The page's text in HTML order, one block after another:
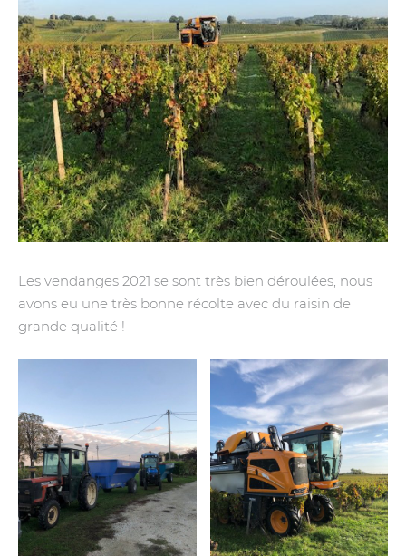
Les vendanges 2021 se sont très bien déroulées, nous
avons eu une très bonne récolte avec du raisin de
grande qualité !